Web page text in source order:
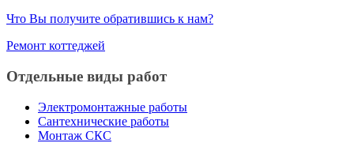
Что Вы получите обратившись к нам?
Ремонт коттеджей
Отдельные виды работ
Электромонтажные работы
Сантехнические работы
Монтаж СКС